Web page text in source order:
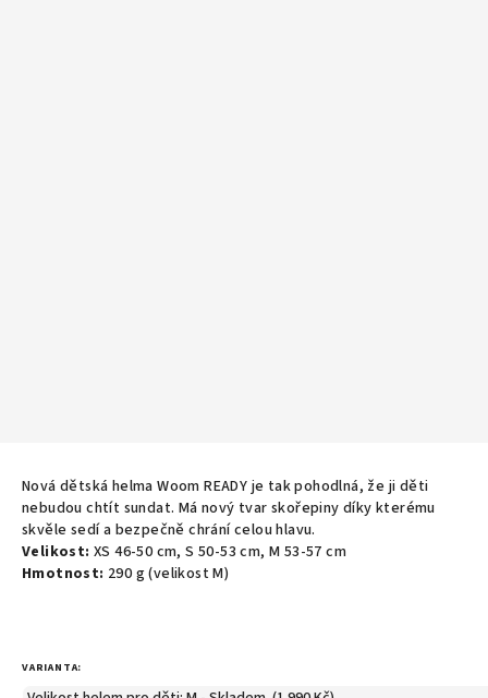
Nová dětská helma Woom READY je tak pohodlná, že ji děti
nebudou chtít sundat. Má nový tvar skořepiny díky kterému
skvěle sedí a bezpečně chrání celou hlavu.
Velikost: XS 46-50 cm, S 50-53 cm, M 53-57 cm
Hmotnost: 290 g (velikost M)
VARIANTA: